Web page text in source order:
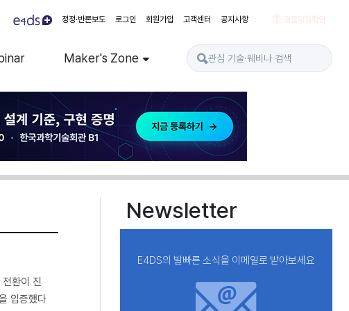
정정·반론보도 로그인 회원가입 고객센터 공지사항 경품당첨확인
Maker's Zone
환이 진
입증했다
Newsletter
E4DS의 발빠른 소식을 이메일로 받아보세요